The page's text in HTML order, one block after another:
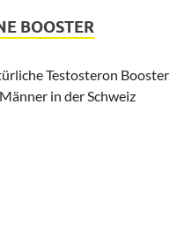
BOOSTER
Testosteron Booster
in der Schweiz